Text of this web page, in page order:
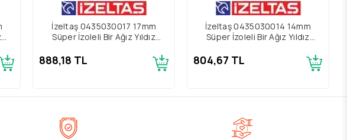
İzeltaş 0435030017 17mm
Süper İzoleli Bir Ağız Yıldız
888,18 TL
İzeltaş 0435030014 14mm
Süper İzoleli Bir Ağız Yıldız
804,67 TL